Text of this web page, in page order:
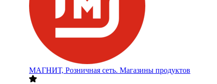
МАГНИТ, Розничная сеть. Магазины продуктов